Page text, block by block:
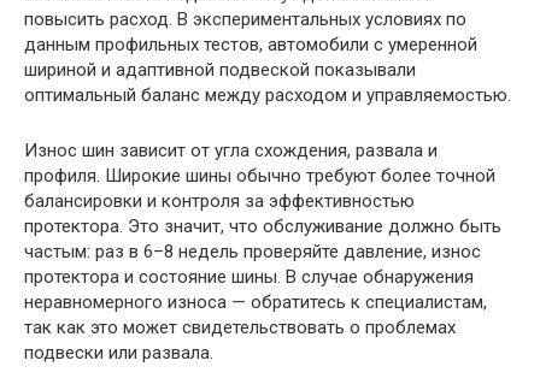
повысить расход. В экспериментальных условиях по
данным профильных тестов, автомобили с умеренной
шириной и адаптивной подвеской показывали
оптимальный баланс между расходом и управляемостью.
Износ шин зависит от угла схождения, развала и
профиля. Широкие шины обычно требуют более точной
балансировки и контроля за эффективностью
протектора. Это значит, что обслуживание должно быть
частым: раз в 6–8 недель проверяйте давление, износ
протектора и состояние шины. В случае обнаружения
неравномерного износа — обратитесь к специалистам,
так как это может свидетельствовать о проблемах
подвески или развала.